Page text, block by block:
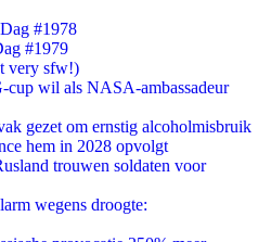
#1978
#1979
very sfw!)
cup wil als NASA-ambassadeur
gezet om ernstig alcoholmisbruik
hem in 2028 opvolgt
trouwen soldaten voor
wegens droogte: